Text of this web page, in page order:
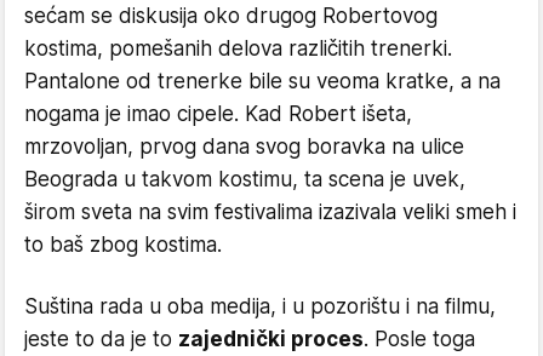
sećam se diskusija oko drugog Robertovog
kostima, pomešanih delova različitih trenerki.
Pantalone od trenerke bile su veoma kratke, a na
nogama je imao cipele. Kad Robert išeta,
mrzovoljan, prvog dana svog boravka na ulice
Beograda u takvom kostimu, ta scena je uvek,
širom sveta na svim festivalima izazivala veliki smeh i
to baš zbog kostima.
Suština rada u oba medija, i u pozorištu i na filmu,
jeste to da je to zajednički proces. Posle toga